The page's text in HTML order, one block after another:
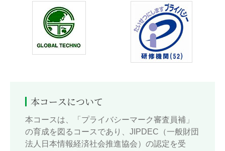
本コースについて
本コースは、「プライバシーマーク審査員補」
の育成を図るコースであり、JIPDEC（一般財団
法人日本情報経済社会推進協会）の認定を受